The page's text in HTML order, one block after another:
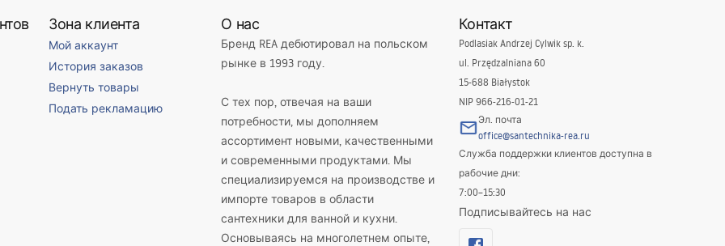
при оформлении;
из конгломерата, так и дизайнерские стеклянные накладные раковины в разных вариантах: frost, grey, ice или cristal.
подойдут для интерьеров в стиле japandi – с деревом, белыми тонами и растительностью – а также для ванных комнат в стиле soft loft с
и серые модели хорошо смотрятся в пространствах с геометрической плиткой, тогда как прозрачные варианты создают эффект
Зона клиента
Мой аккаунт
История заказов
Вернуть товары
Подать рекламацию
О нас
Бренд REA дебютировал на польском
рынке в 1993 году.
С тех пор, отвечая на ваши
потребности, мы дополняем
ассортимент новыми, качественными
и современными продуктами. Мы
специализируемся на производстве и
импорте товаров в области
сантехники для ванной и кухни.
Основываясь на многолетнем опыте,
Контакт
Podlasiak Andrzej Cylwik sp. k.
ul. Przędzalniana 60
15-688 Białystok
NIP 966-216-01-21
Эл. почта
office@santechnika-rea.ru
Служба поддержки клиентов доступна в
рабочие дни:
7:00–15:30
Подписывайтесь на нас